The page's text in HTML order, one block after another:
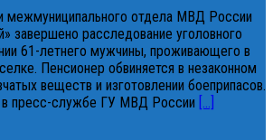
межмуниципального отдела МВД России
завершено расследование уголовного
61-летнего мужчины, проживающего в
Пенсионер обвиняется в незаконном
веществ и изготовлении боеприпасов.
пресс-службе ГУ МВД России